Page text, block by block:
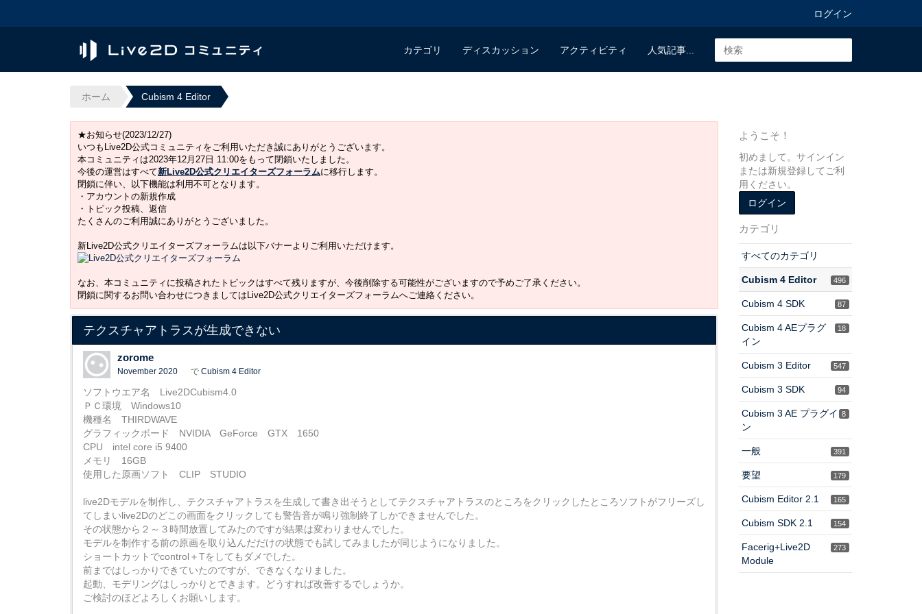
ログイン
カテゴリ ディスカッション アクティビティ 人気記事...
ホーム Cubism 4 Editor
★お知らせ(2023/12/27)
いつもLive2D公式コミュニティをご利用いただき誠にありがとうございます。
本コミュニティは2023年12月27日 11:00をもって閉鎖いたしました。
今後の運営はすべて新Live2D公式クリエイターズフォーラムに移行します。
閉鎖に伴い、以下機能は利用不可となります。
・アカウントの新規作成
・トピック投稿、返信
たくさんのご利用誠にありがとうございました。
新Live2D公式クリエイターズフォーラムは以下バナーよりご利用いただけます。
なお、本コミュニティに投稿されたトピックはすべて残りますが、今後削除する可能性がございますので予めご了承ください。
閉鎖に関するお問い合わせにつきましてはLive2D公式クリエイターズフォーラムへご連絡ください。
テクスチャアトラスが生成できない
zorome
November 2020 で Cubism 4 Editor
ソフトウエア名 Live2DCubism4.0
ＰＣ環境 Windows10
機種名 THIRDWAVE
グラフィックボード NVIDIA GeForce GTX 1650
CPU intel core i5 9400
メモリ 16GB
使用した原画ソフト CLIP STUDIO
live2Dモデルを制作し、テクスチャアトラスを生成して書き出そうとしてテクスチャアトラスのところをクリックしたところソフトがフリーズし
てしまいlive2Dのどこの画面をクリックしても警告音が鳴り強制終了しかできませんでした。
その状態から２～３時間放置してみたのですが結果は変わりませんでした。
モデルを制作する前の原画を取り込んだだけの状態でも試してみましたが同じようになりました。
ショートカットでcontrol＋Tをしてもダメでした。
前まではしっかりできていたのですが、できなくなりました。
起動、モデリングはしっかりとできます。どうすれば改善するでしょうか。
ご検討のほどよろしくお願いします。
ようこそ！
初めまして。サインイン
または新規登録してご利
用ください。
ログイン
カテゴリ
すべてのカテゴリ
496
Cubism 4 Editor
87
Cubism 4 SDK
18
Cubism 4 AEプラグ
イン
547
Cubism 3 Editor
94
Cubism 3 SDK
8
Cubism 3 AE プラグイ
ン
391
一般
179
要望
165
Cubism Editor 2.1
154
Cubism SDK 2.1
273
Facerig+Live2D
Module